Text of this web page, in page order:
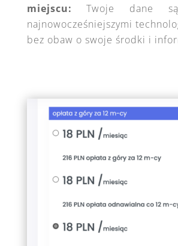
miejscu: Twoje dane są
najnowocześniejszymi
bez obaw o swoje środki i